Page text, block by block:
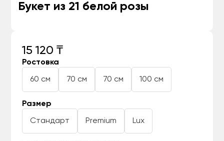
Букет из 21 белой розы
15 120 ₸
Ростовка
60 см 70 см 70 см 100 см
Размер
Стандарт Premium Lux